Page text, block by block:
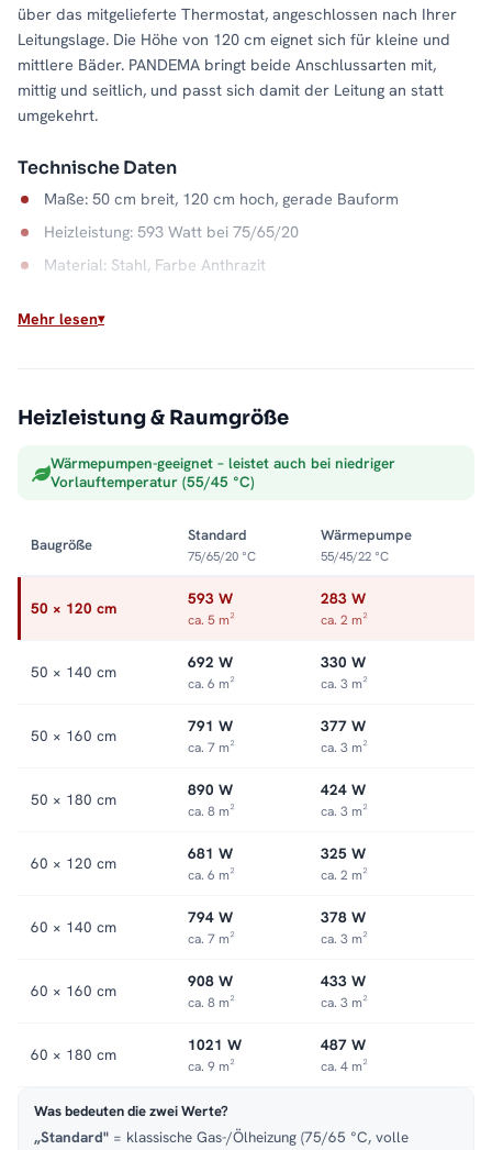
über das mitgelieferte Thermostat, angeschlossen nach Ihrer
Leitungslage. Die Höhe von 120 cm eignet sich für kleine und
mittlere Bäder. PANDEMA bringt beide Anschlussarten mit,
mittig und seitlich, und passt sich damit der Leitung an statt
umgekehrt.
Technische Daten
Maße: 50 cm breit, 120 cm hoch, gerade Bauform
Heizleistung: 593 Watt bei 75/65/20
Material: Stahl, Farbe Anthrazit
Wasserkapazität: 5,7 Liter
Der Klassiker am Heizkreis
PANDEMA aus Heizungswasser trockene Handtücher und ein
dabei jede Montagesituation. Alle Größen und Ausführungen
finden Sie in der KategorieHandtuchheizkörper.
Mehr lesen
Heizleistung & Raumgröße
Wärmepumpen-geeignet – leistet auch bei niedriger
Vorlauftemperatur (55/45 °C)
Baugröße
Standard
75/65/20 °C
Wärmepumpe
55/45/22 °C
50 × 120 cm 593 W
ca. 5 m²
283 W
ca. 2 m²
50 × 140 cm 692 W
ca. 6 m²
330 W
ca. 3 m²
50 × 160 cm 791 W
ca. 7 m²
377 W
ca. 3 m²
50 × 180 cm 890 W
ca. 8 m²
424 W
ca. 3 m²
60 × 120 cm 681 W
ca. 6 m²
325 W
ca. 2 m²
60 × 140 cm 794 W
ca. 7 m²
378 W
ca. 3 m²
60 × 160 cm 908 W
ca. 8 m²
433 W
ca. 3 m²
60 × 180 cm 1021 W
ca. 9 m²
487 W
ca. 4 m²
Was bedeuten die zwei Werte?
„Standard" = klassische Gas-/Ölheizung (75/65 °C, volle